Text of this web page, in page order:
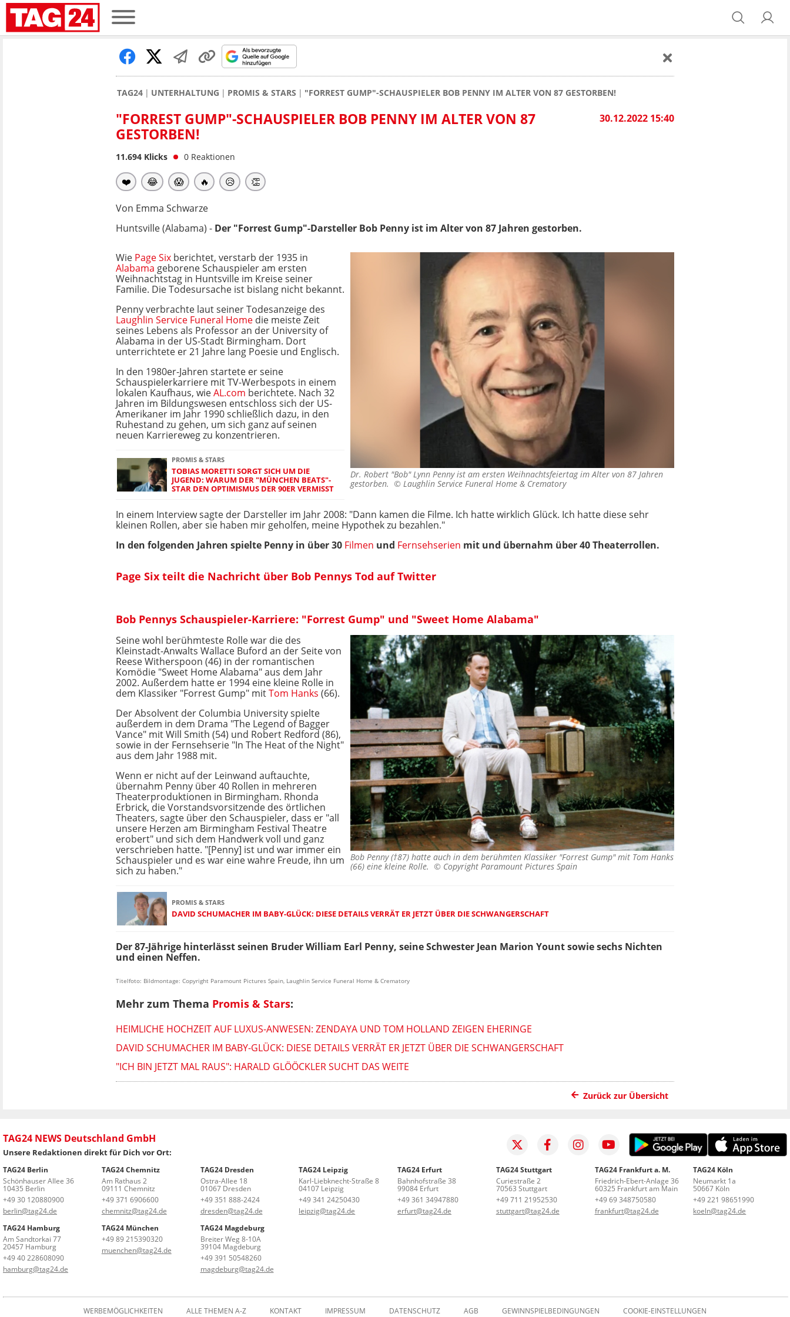
TAG24 UNTERHALTUNG PROMIS & STARS "FORREST GUMP"-SCHAUSPIELER BOB PENNY IM ALTER VON 87 GESTORBEN!
30.12.2022 15:40
"FORREST GUMP"-SCHAUSPIELER BOB PENNY IM ALTER VON 87
GESTORBEN!
11.694 Klicks 0 Reaktionen
❤️ 😂 😱 🔥 😥 👏
Von Emma Schwarze
Huntsville (Alabama) - Der "Forrest Gump"-Darsteller Bob Penny ist im Alter von 87 Jahren gestorben.
Dr. Robert "Bob" Lynn Penny ist am ersten Weihnachtsfeiertag im Alter von 87 Jahren
gestorben. © Laughlin Service Funeral Home & Crematory
Wie Page Six berichtet, verstarb der 1935 in
Alabama geborene Schauspieler am ersten
Weihnachtstag in Huntsville im Kreise seiner
Familie. Die Todesursache ist bislang nicht bekannt.
Penny verbrachte laut seiner Todesanzeige des
Laughlin Service Funeral Home die meiste Zeit
seines Lebens als Professor an der University of
Alabama in der US-Stadt Birmingham. Dort
unterrichtete er 21 Jahre lang Poesie und Englisch.
In den 1980er-Jahren startete er seine
Schauspielerkarriere mit TV-Werbespots in einem
lokalen Kaufhaus, wieAL.com berichtete. Nach 32
Jahren im Bildungswesen entschloss sich der US-
Amerikaner im Jahr 1990 schließlich dazu, in den
Ruhestand zu gehen, um sich ganz auf seinen
neuen Karriereweg zu konzentrieren.
PROMIS & STARS
TOBIAS MORETTI SORGT SICH UM DIE
JUGEND: WARUM DER "MÜNCHEN BEATS"-
STAR DEN OPTIMISMUS DER 90ER VERMISST
In einem Interview sagte der Darsteller im Jahr 2008: "Dann kamen die Filme. Ich hatte wirklich Glück. Ich hatte diese sehr
kleinen Rollen, aber sie haben mir geholfen, meine Hypothek zu bezahlen."
In den folgenden Jahren spielte Penny in über 30 Filmen und Fernsehserien mit und übernahm über 40 Theaterrollen.
Page Six teilt die Nachricht über Bob Pennys Tod auf Twitter
Bob Pennys Schauspieler-Karriere: "Forrest Gump" und "Sweet Home Alabama"
Bob Penny (†87) hatte auch in dem berühmten Klassiker "Forrest Gump" mit Tom Hanks
(66) eine kleine Rolle. © Copyright Paramount Pictures Spain
Seine wohl berühmteste Rolle war die des
Kleinstadt-Anwalts Wallace Buford an der Seite von
Reese Witherspoon (46) in der romantischen
Komödie "Sweet Home Alabama" aus dem Jahr
2002. Außerdem hatte er 1994 eine kleine Rolle in
dem Klassiker "Forrest Gump" mitTom Hanks (66).
Der Absolvent der Columbia University spielte
außerdem in dem Drama "The Legend of Bagger
Vance" mit Will Smith (54) und Robert Redford (86),
sowie in der Fernsehserie "In The Heat of the Night"
aus dem Jahr 1988 mit.
Wenn er nicht auf der Leinwand auftauchte,
übernahm Penny über 40 Rollen in mehreren
Theaterproduktionen in Birmingham. Rhonda
Erbrick, die Vorstandsvorsitzende des örtlichen
Theaters, sagte über den Schauspieler, dass er "all
unsere Herzen am Birmingham Festival Theatre
erobert" und sich dem Handwerk voll und ganz
verschrieben hatte. "[Penny] ist und war immer ein
Schauspieler und es war eine wahre Freude, ihn um
sich zu haben."
PROMIS & STARS
DAVID SCHUMACHER IM BABY-GLÜCK: DIESE DETAILS VERRÄT ER JETZT ÜBER DIE SCHWANGERSCHAFT
Der 87-Jährige hinterlässt seinen Bruder William Earl Penny, seine Schwester Jean Marion Yount sowie sechs Nichten
und einen Neffen.
Titelfoto: Bildmontage: Copyright Paramount Pictures Spain, Laughlin Service Funeral Home & Crematory
Mehr zum Thema Promis & Stars:
HEIMLICHE HOCHZEIT AUF LUXUS-ANWESEN: ZENDAYA UND TOM HOLLAND ZEIGEN EHERINGE
DAVID SCHUMACHER IM BABY-GLÜCK: DIESE DETAILS VERRÄT ER JETZT ÜBER DIE SCHWANGERSCHAFT
"ICH BIN JETZT MAL RAUS": HARALD GLÖÖCKLER SUCHT DAS WEITE
Zurück zur Übersicht
TAG24 NEWS Deutschland GmbH
Unsere Redaktionen direkt für Dich vor Ort:
TAG24 Berlin
Schönhauser Allee 36
10435 Berlin
+49 30 120880900
berlin@tag24.de
TAG24 Chemnitz
Am Rathaus 2
09111 Chemnitz
+49 371 6906600
chemnitz@tag24.de
TAG24 Dresden
Ostra-Allee 18
01067 Dresden
+49 351 888-2424
dresden@tag24.de
TAG24 Leipzig
Karl-Liebknecht-Straße 8
04107 Leipzig
+49 341 24250430
leipzig@tag24.de
TAG24 Erfurt
Bahnhofstraße 38
99084 Erfurt
+49 361 34947880
erfurt@tag24.de
TAG24 Stuttgart
Curiestraße 2
70563 Stuttgart
+49 711 21952530
stuttgart@tag24.de
TAG24 Frankfurt a. M.
Friedrich-Ebert-Anlage 36
60325 Frankfurt am Main
+49 69 348750580
frankfurt@tag24.de
TAG24 Köln
Neumarkt 1a
50667 Köln
+49 221 98651990
koeln@tag24.de
TAG24 Hamburg
Am Sandtorkai 77
20457 Hamburg
+49 40 228608090
hamburg@tag24.de
TAG24 München
+49 89 215390320
muenchen@tag24.de
TAG24 Magdeburg
Breiter Weg 8-10A
39104 Magdeburg
+49 391 50548260
magdeburg@tag24.de
WERBEMÖGLICHKEITEN ALLE THEMEN A-Z KONTAKT IMPRESSUM DATENSCHUTZ AGB GEWINNSPIELBEDINGUNGEN COOKIE-EINSTELLUNGEN